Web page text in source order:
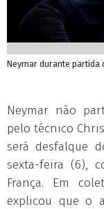
Neymar durante partida
Neymar não
pelo técnico
será desfalque
sexta-feira (6),
França. Em
explicou que o